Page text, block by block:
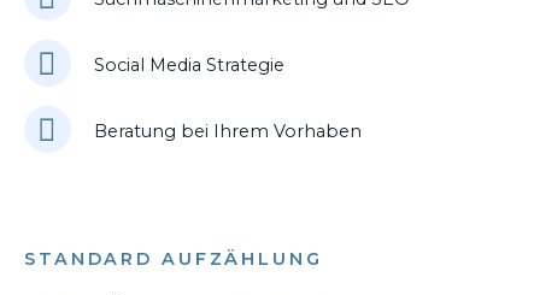
Social Media Strategie
Beratung bei Ihrem Vorhaben
STANDARD AUFZÄHLUNG